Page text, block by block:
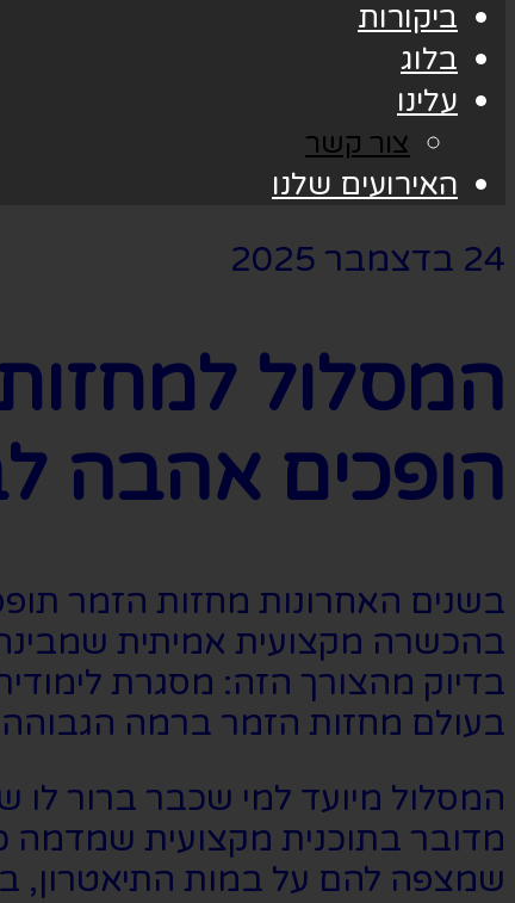
ביקורות
בלוג
עלינו
צור קשר
האירועים שלנו
24 בדצמבר 2025
המסלול
הופכים אהבה
בשנים האחרונות מחזות הזמר
בהכשרה מקצועית אמיתית
בדיוק מהצורך הזה: מסגרת
בעולם מחזות הזמר ברמה הגבוהה
המסלול מיועד למי שכבר ברור לו
מדובר בתוכנית מקצועית
שמצפה להם על במות התיאטרון,